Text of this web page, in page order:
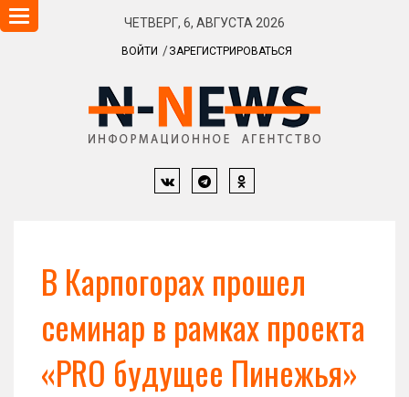
ЧЕТВЕРГ, 6, АВГУСТА 2026
ВОЙТИ ЗАРЕГИСТРИРОВАТЬСЯ
Навигация
В Карпогорах прошел
семинар в рамках проекта
«PRO будущее Пинежья»